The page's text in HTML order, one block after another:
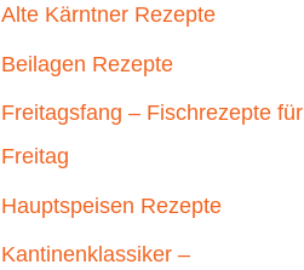
Alte Kärntner Rezepte
Beilagen Rezepte
Freitagsfang – Fischrezepte für
Freitag
Hauptspeisen Rezepte
Kantinenklassiker –